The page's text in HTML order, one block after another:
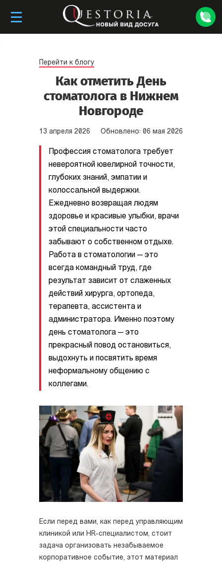
Перейти к блогу
Как отметить День
стоматолога в Нижнем
Новгороде
13 апреля 2026 Обновлено: 06 мая 2026
Профессия стоматолога требует
невероятной ювелирной точности,
глубоких знаний, эмпатии и
колоссальной выдержки.
Ежедневно возвращая людям
здоровье и красивые улыбки, врачи
этой специальности часто
забывают о собственном отдыхе.
Работа в стоматологии — это
всегда командный труд, где
результат зависит от слаженных
действий хирурга, ортопеда,
терапевта, ассистента и
администратора. Именно поэтому
день стоматолога — это
прекрасный повод остановиться,
выдохнуть и посвятить время
неформальному общению с
коллегами.
Если перед вами, как перед управляющим
клиникой или HR-специалистом, стоит
задача организовать незабываемое
корпоративное событие, этот материал